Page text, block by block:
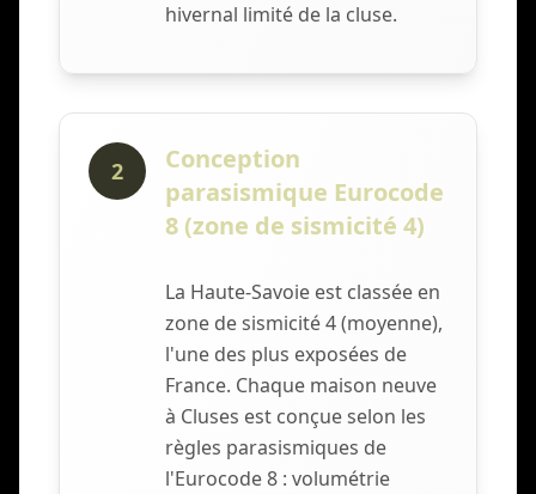
hivernal limité de la cluse.
2
Conception
parasismique Eurocode
8 (zone de sismicité 4)
La Haute-Savoie est classée en
zone de sismicité 4 (moyenne),
l'une des plus exposées de
France. Chaque maison neuve
à Cluses est conçue selon les
règles parasismiques de
l'Eurocode 8 : volumétrie